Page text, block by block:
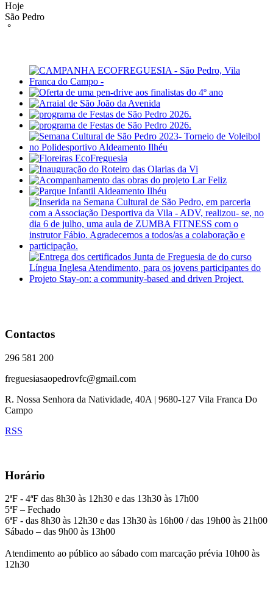
Hoje
São Pedro
°
Contactos
296 581 200
freguesiasaopedrovfc@gmail.com
R. Nossa Senhora da Natividade, 40A | 9680-127 Vila Franca Do
Campo
RSS
Horário
2ªF - 4ªF das 8h30 às 12h30 e das 13h30 às 17h00
5ªF – Fechado
6ªF - das 8h30 às 12h30 e das 13h30 às 16h00 / das 19h00 às 21h00
Sábado – das 9h00 às 13h00
Atendimento ao público ao sábado com marcação prévia 10h00 às
12h30